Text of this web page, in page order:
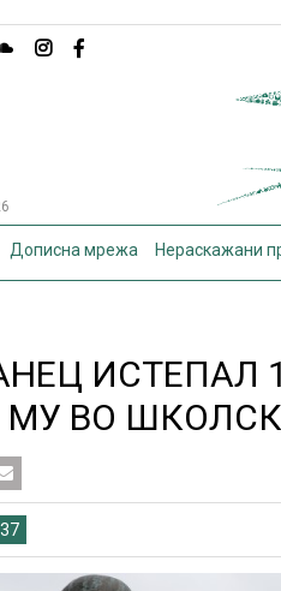
Дописна мрежа Нераскажани
ИСТЕПАЛ
МУ ВО